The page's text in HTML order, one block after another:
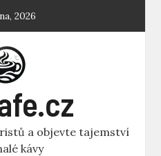
2026
a objevte tajemství
kávy